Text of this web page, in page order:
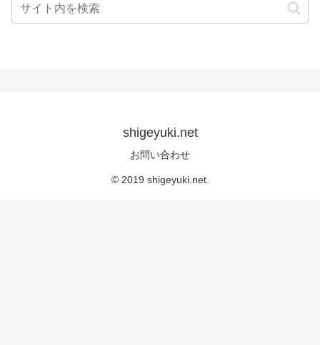
shigeyuki.net
お問い合わせ
© 2019 shigeyuki.net.